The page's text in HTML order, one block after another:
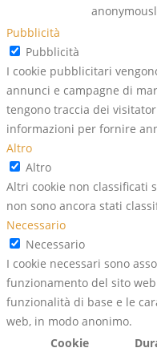
Pubblicità
Pubblicità
I cookie pubblicitari
annunci e campagne di
tengono traccia dei
informazioni per fornire
Altro
Altro
Altri cookie non classificati
non sono ancora stati
Necessario
Necessario
I cookie necessari sono
funzionamento del sito
funzionalità di base e le
web, in modo anonimo.
Cookie